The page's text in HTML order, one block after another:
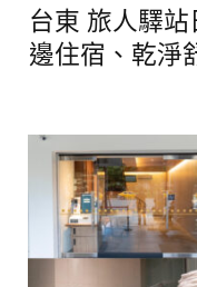
台東 旅人驛
邊住宿、乾淨